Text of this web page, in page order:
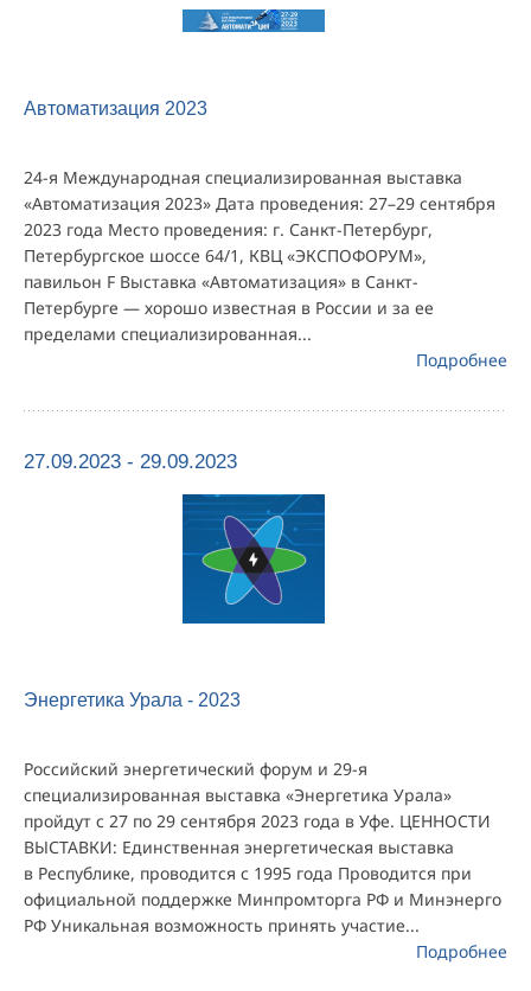
Автоматизация 2023
24-я Международная специализированная выставка
«Автоматизация 2023» Дата проведения: 27–29 сентября
2023 года Место проведения: г. Санкт-Петербург,
Петербургское шоссе 64/1, КВЦ «ЭКСПОФОРУМ»,
павильон F Выставка «Автоматизация» в Санкт-
Петербурге — хорошо известная в России и за ее
пределами специализированная...
Подробнее
27.09.2023 - 29.09.2023
Энергетика Урала - 2023
Российский энергетический форум и 29-я
специализированная выставка «Энергетика Урала»
пройдут с 27 по 29 сентября 2023 года в Уфе. ЦЕННОСТИ
ВЫСТАВКИ: Единственная энергетическая выставка
в Республике, проводится с 1995 года Проводится при
официальной поддержке Минпромторга РФ и Минэнерго
РФ Уникальная возможность принять участие...
Подробнее